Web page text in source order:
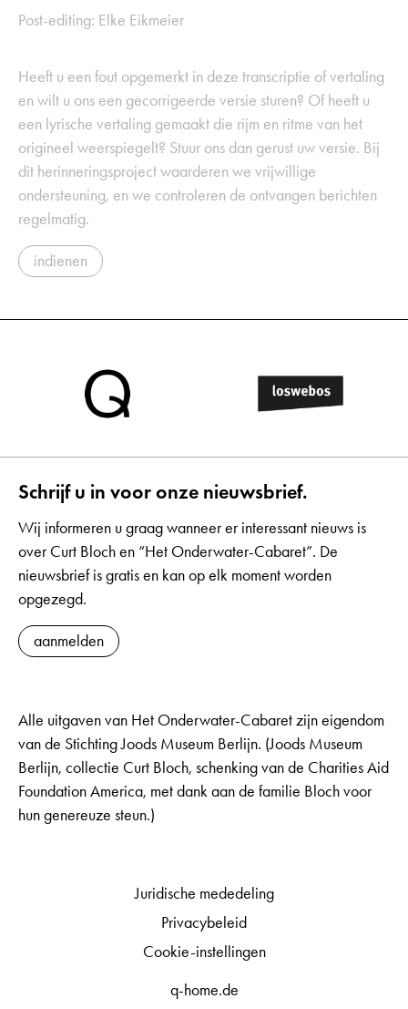
Post-editing: Elke Eikmeier
Heeft u een fout opgemerkt in deze transcriptie of vertaling
en wilt u ons een gecorrigeerde versie sturen? Of heeft u
een lyrische vertaling gemaakt die rijm en ritme van het
origineel weerspiegelt? Stuur ons dan gerust uw versie. Bij
dit herinneringsproject waarderen we vrijwillige
ondersteuning, en we controleren de ontvangen berichten
regelmatig.
indienen
Schrijf u in voor onze nieuwsbrief.
Wij informeren u graag wanneer er interessant nieuws is
over Curt Bloch en “Het Onderwater-Cabaret”. De
nieuwsbrief is gratis en kan op elk moment worden
opgezegd.
aanmelden
Alle uitgaven van Het Onderwater-Cabaret zijn eigendom
van de Stichting Joods Museum Berlijn. (Joods Museum
Berlijn, collectie Curt Bloch, schenking van de Charities Aid
Foundation America, met dank aan de familie Bloch voor
hun genereuze steun.)
q-home.de
Juridische mededeling
Privacybeleid
Cookie-instellingen